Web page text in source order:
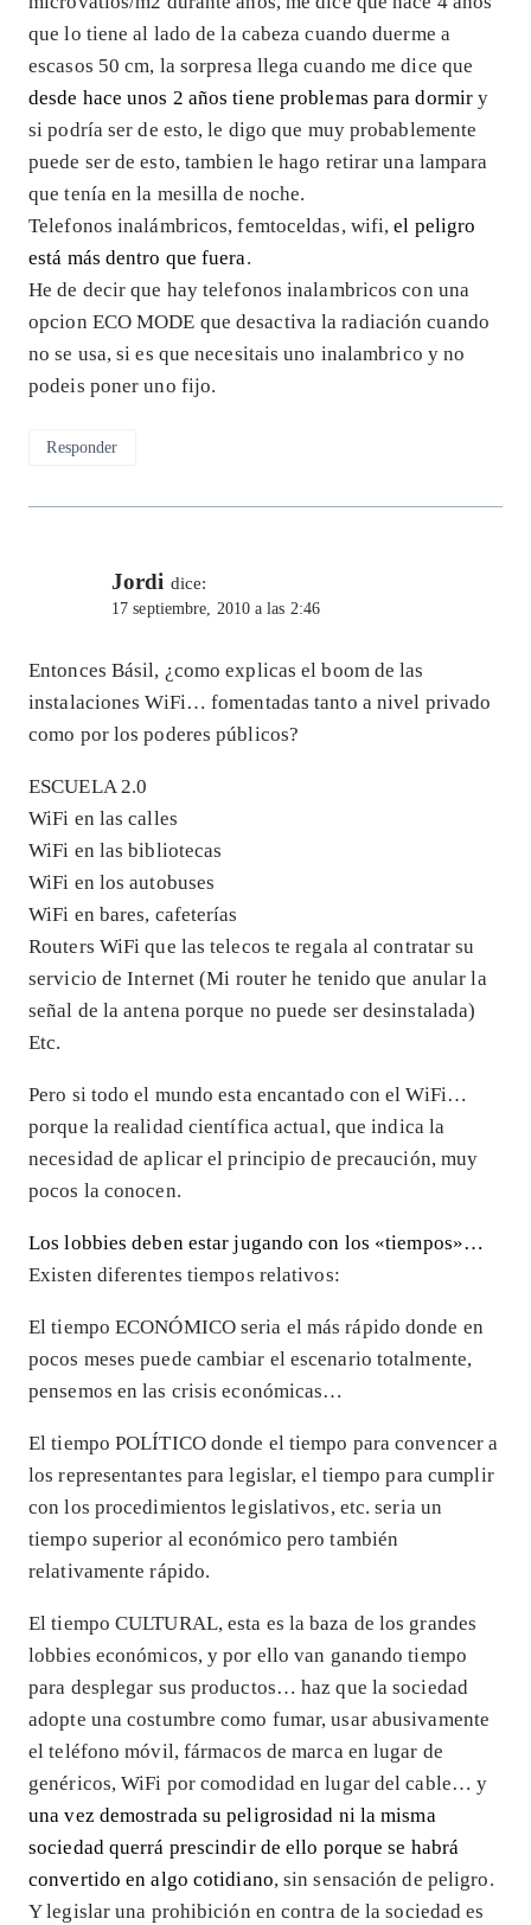
que lo tiene al lado de la cabeza cuando duerme a
escasos 50 cm, la sorpresa llega cuando me dice que
desde hace unos 2 años tiene problemas para dormiry
si podría ser de esto, le digo que muy probablemente
puede ser de esto, tambien le hago retirar una lampara
que tenía en la mesilla de noche.
Telefonos inalámbricos, femtoceldas, wifi,el peligro
está más dentro que fuera.
He de decir que hay telefonos inalambricos con una
opcion ECO MODE que desactiva la radiación cuando
no se usa, si es que necesitais uno inalambrico y no
podeis poner uno fijo.
Responder
Jordi dice:
17 septiembre, 2010 a las 2:46
Entonces Básil, ¿como explicas el boom de las
instalaciones WiFi… fomentadas tanto a nivel privado
como por los poderes públicos?
ESCUELA 2.0
WiFi en las calles
WiFi en las bibliotecas
WiFi en los autobuses
WiFi en bares, cafeterías
Routers WiFi que las telecos te regala al contratar su
servicio de Internet (Mi router he tenido que anular la
señal de la antena porque no puede ser desinstalada)
Etc.
Pero si todo el mundo esta encantado con el WiFi…
porque la realidad científica actual, que indica la
necesidad de aplicar el principio de precaución, muy
pocos la conocen.
Los lobbies deben estar jugando con los «tiempos»…
Existen diferentes tiempos relativos:
El tiempo ECONÓMICO seria el más rápido donde en
pocos meses puede cambiar el escenario totalmente,
pensemos en las crisis económicas…
El tiempo POLÍTICO donde el tiempo para convencer a
los representantes para legislar, el tiempo para cumplir
con los procedimientos legislativos, etc. seria un
tiempo superior al económico pero también
relativamente rápido.
El tiempo CULTURAL, esta es la baza de los grandes
lobbies económicos, y por ello van ganando tiempo
para desplegar sus productos… haz que la sociedad
adopte una costumbre como fumar, usar abusivamente
el teléfono móvil, fármacos de marca en lugar de
genéricos, WiFi por comodidad en lugar del cable… y
una vez demostrada su peligrosidad ni la misma
sociedad querrá prescindir de ello porque se habrá
convertido en algo cotidiano, sin sensación de peligro.
Y legislar una prohibición en contra de la sociedad es